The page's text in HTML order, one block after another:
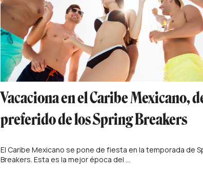
Vacaciona en el Caribe Mexicano,
preferido de los Spring Breakers
El Caribe Mexicano se pone de fiesta en la temporada de
Breakers. Esta es la mejor época del ...